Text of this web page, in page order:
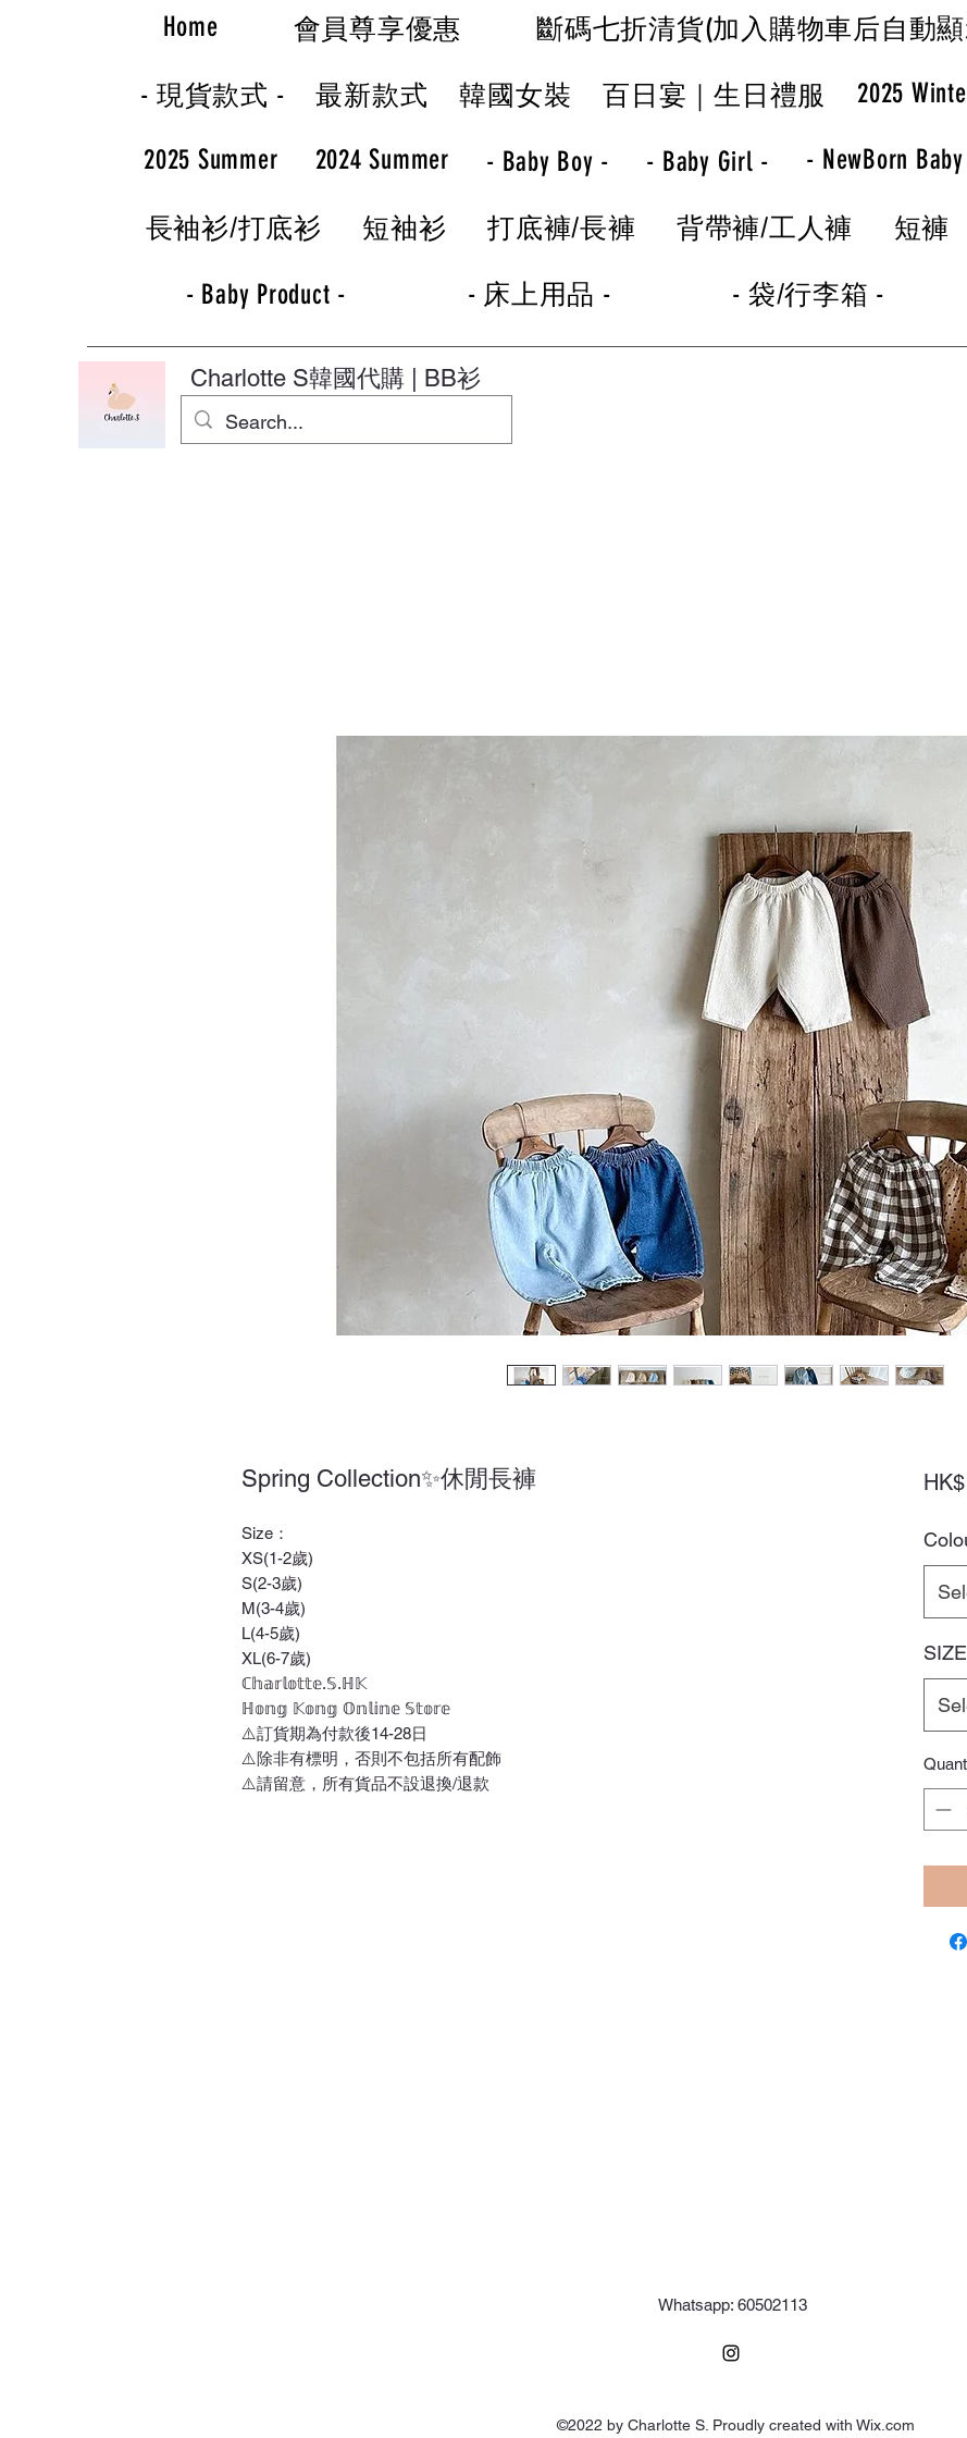
Home 會員尊享優惠 斷碼七折清貨(加入購物車后自動
- 現貨款式 - 最新款式 韓國女裝 百日宴｜生日禮服 2025
2025 Summer 2024 Summer - Baby Boy - - Baby Girl - - NewBorn
長袖衫/打底衫 短袖衫 打底褲/長褲 背帶褲/工人褲 短褲
- Baby Product - - 床上用品 - - 袋/行李箱 -
Charlotte S韓國代購 | BB衫
Spring Collection✨休閒長褲
Size：
XS(1-2歲)
S(2-3歲)
M(3-4歲)
L(4-5歲)
XL(6-7歲)
ℂ𝕙𝕒𝕣𝕝𝕠𝕥𝕥𝕖.𝕊.ℍ𝕂
ℍ𝕠𝕟𝕘 𝕂𝕠𝕟𝕘 𝕆𝕟𝕝𝕚𝕟𝕖 𝕊𝕥𝕠𝕣𝕖
⚠️訂貨期為付款後14-28日
⚠️除非有標明，否則不包括所有配飾
⚠️請留意，所有貨品不設退換/退款
SIZE
Whatsapp: 60502113
©2022 by Charlotte S. Proudly created with Wix.com